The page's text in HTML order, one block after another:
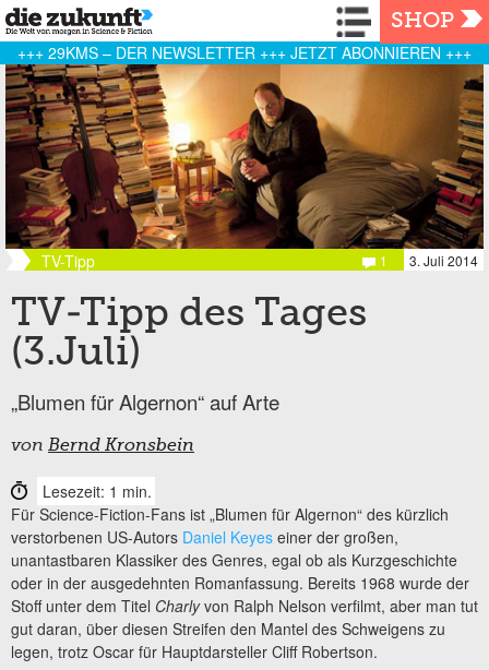
Navigation
SHOP
+++ 29KMS – DER NEWSLETTER +++ JETZT ABONNIEREN +++
TV-Tipp 3. Juli 2014
1
TV-Tipp des Tages
(3.Juli)
„Blumen für Algernon“ auf Arte
von Bernd Kronsbein
Lesezeit: 1 min.
Für Science-Fiction-Fans ist „Blumen für Algernon“ des kürzlich
verstorbenen US-Autors Daniel Keyes einer der großen,
unantastbaren Klassiker des Genres, egal ob als Kurzgeschichte
oder in der ausgedehnten Romanfassung. Bereits 1968 wurde der
Stoff unter dem Titel Charlyvon Ralph Nelson verfilmt, aber man tut
gut daran, über diesen Streifen den Mantel des Schweigens zu
legen, trotz Oscar für Hauptdarsteller Cliff Robertson.